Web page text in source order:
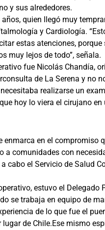
y sus alrededores.
quien llegó muy
y Cardiología.
estas atenciones,
muy lejos de todo”, señala.
fue Nicolás Chandía,
de La Serena y no
realizarse un
hoy lo viera el cirujano
enmarca en el compromiso
a comunidades con
cabo el Servicio de Salud
estuvo el
se trabaja en equipo de
de lo que fue el
de Chile.Ese mismo